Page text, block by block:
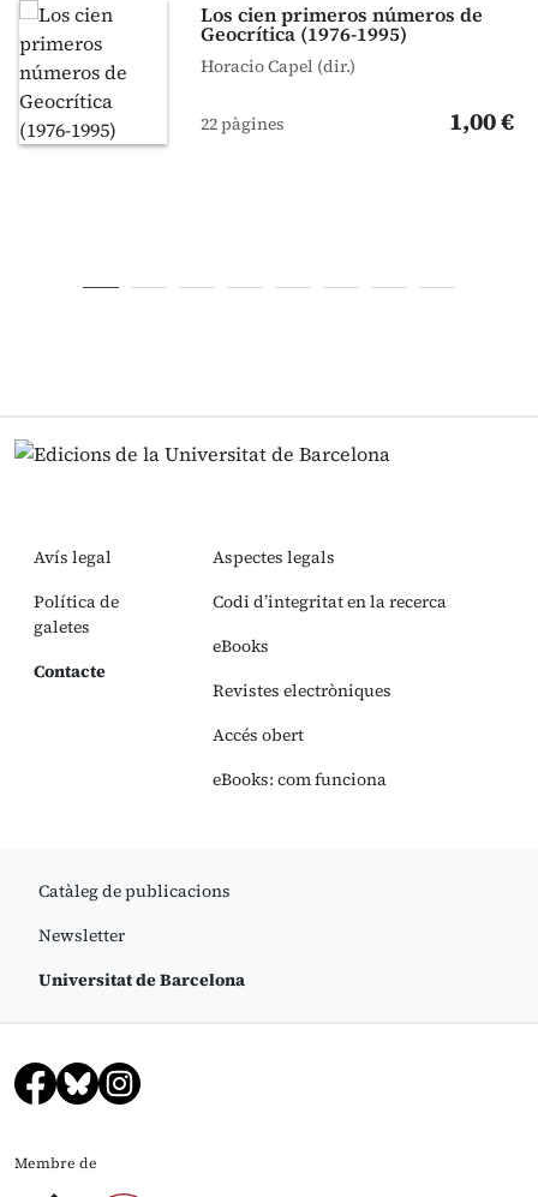
Los cien primeros números de
Geocrítica (1976-1995)
Horacio Capel (dir.)
22 pàgines 1,00 €
Avís legal
Política de
galetes
Contacte
Aspectes legals
Codi d’integritat en la recerca
eBooks
Revistes electròniques
Accés obert
eBooks: com funciona
Catàleg de publicacions
Newsletter
Universitat de Barcelona
Membre de